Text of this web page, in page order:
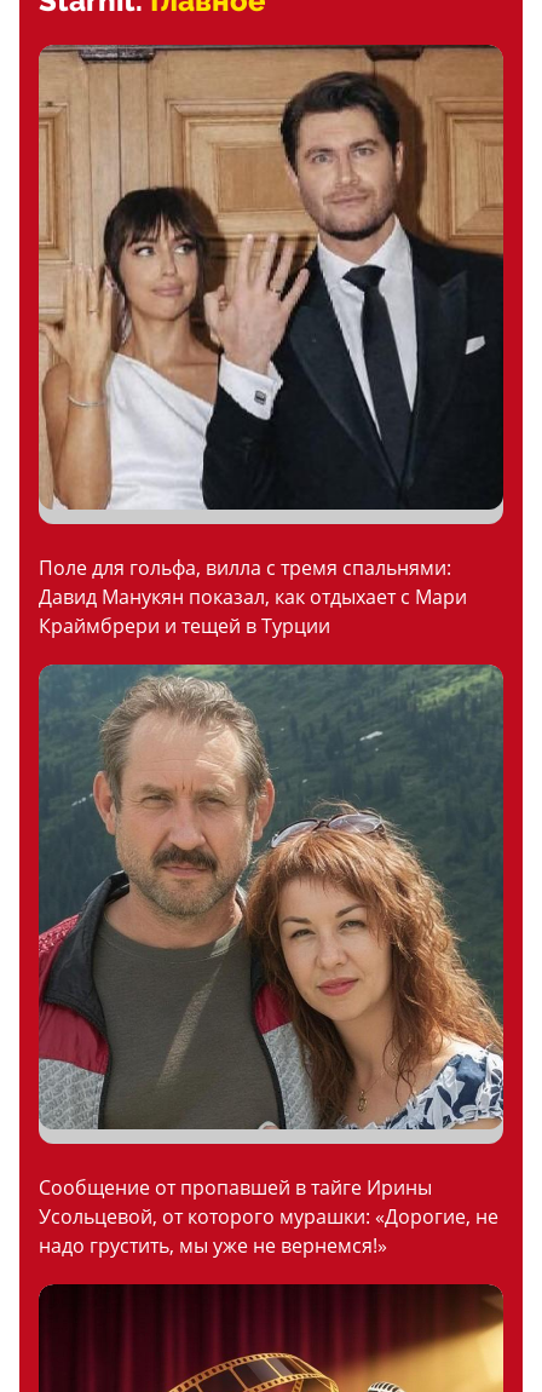
Поле для гольфа, вилла с тремя спальнями:
Давид Манукян показал, как отдыхает с Мари
Краймбрери и тещей в Турции
Сообщение от пропавшей в тайге Ирины
Усольцевой, от которого мурашки: «Дорогие, не
надо грустить, мы уже не вернемся!»